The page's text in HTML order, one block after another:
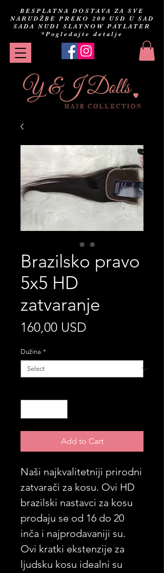
BESPLATNA DOSTAVA ZA SVE
NARUDŽBE PREKO 200 USD U SAD
SADA NUDI SLAYNOW PAYLATER
*Pogledajte detalje
Brazilsko pravo
5x5 HD
zatvaranje
160,00 USD
Dužina *
Add to Cart
Naši najkvalitetniji prirodni
zatvarači za kosu. Ovi HD
brazilski nastavci za kosu
prodaju se od 16 do 20
inča i najprodavaniji su.
Ovi kratki ekstenzije za
ljudsku kosu idealni su